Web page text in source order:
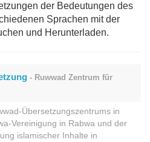
der Bedeutungen des
Sprachen mit der
und Herunterladen.
- Ruwwad Zentrum für
Übersetzungszentrums in
Vereinigung in Rabwa und der
islamischer Inhalte in